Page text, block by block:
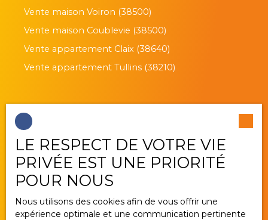
Vente maison Voiron (38500)
Vente maison Coublevie (38500)
Vente appartement Claix (38640)
Vente appartement Tullins (38210)
Je suis propriétaire
Estimez votre bien
Vendre avec nous
Gestion locative
Nous contacter
LE RESPECT DE VOTRE VIE
PRIVÉE EST UNE PRIORITÉ
POUR NOUS
Nous utilisons des cookies afin de vous offrir une
expérience optimale et une communication pertinente